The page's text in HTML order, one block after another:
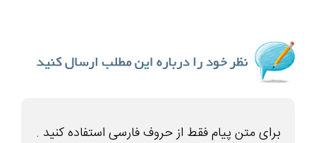
برای متن پیام فقط از حروف فارسی استفاده کنید .